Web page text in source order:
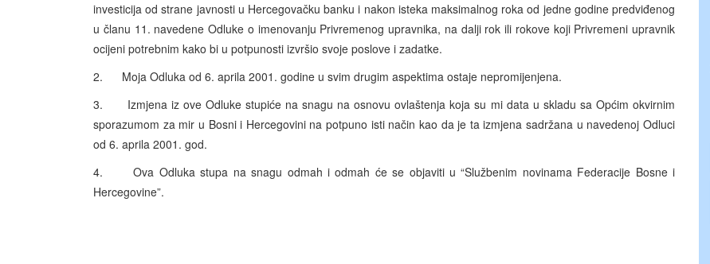
investicija od strane javnosti u Hercegovačku banku i nakon isteka maksimalnog roka od jedne godine predviđenog
u članu 11. navedene Odluke o imenovanju Privremenog upravnika, na dalji rok ili rokove koji Privremeni upravnik
ocijeni potrebnim kako bi u potpunosti izvršio svoje poslove i zadatke.
2. Moja Odluka od 6. aprila 2001. godine u svim drugim aspektima ostaje nepromijenjena.
3. Izmjena iz ove Odluke stupiće na snagu na osnovu ovlaštenja koja su mi data u skladu sa Općim okvirnim
sporazumom za mir u Bosni i Hercegovini na potpuno isti način kao da je ta izmjena sadržana u navedenoj Odluci
od 6. aprila 2001. god.
4. Ova Odluka stupa na snagu odmah i odmah će se objaviti u “Službenim novinama Federacije Bosne i
Hercegovine”.